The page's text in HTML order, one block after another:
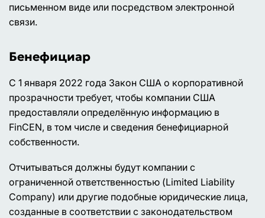
письменном виде или посредством электронной
связи.
Бенефициар
С 1 января 2022 года Закон США о корпоративной
прозрачности требует, чтобы компании США
предоставляли определённую информацию в
FinCEN, в том числе и сведения бенефициарной
собственности.
Отчитываться должны будут компании с
ограниченной ответственностью (Limited Liability
Company) или другие подобные юридические лица,
созданные в соответствии с законодательством